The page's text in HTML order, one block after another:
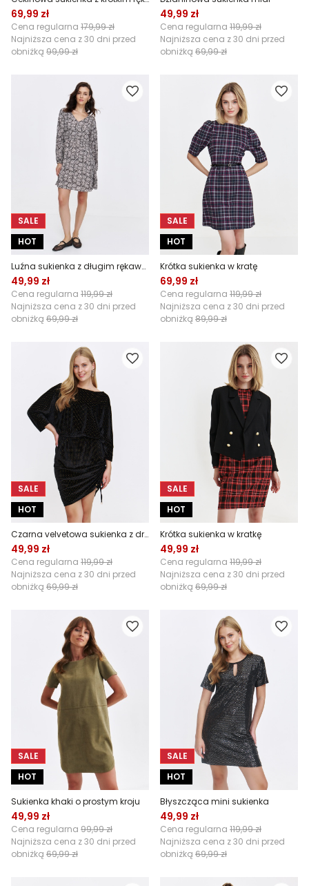
69,99 zł
Cena regularna 179,99 zł
Najniższa cena z 30 dni przed
obniżką 99,99 zł
49,99 zł
Cena regularna 119,99 zł
Najniższa cena z 30 dni przed
obniżką 69,99 zł
SALE
HOT
Luźna sukienka z długim rękawem
49,99 zł
Cena regularna 119,99 zł
Najniższa cena z 30 dni przed
obniżką 69,99 zł
SALE
HOT
Krótka sukienka w kratę
69,99 zł
Cena regularna 119,99 zł
Najniższa cena z 30 dni przed
obniżką 89,99 zł
SALE
HOT
Czarna velvetowa sukienka z drapowaniem
49,99 zł
Cena regularna 119,99 zł
Najniższa cena z 30 dni przed
obniżką 69,99 zł
SALE
HOT
Krótka sukienka w kratkę
49,99 zł
Cena regularna 119,99 zł
Najniższa cena z 30 dni przed
obniżką 69,99 zł
SALE
HOT
Sukienka khaki o prostym kroju
49,99 zł
Cena regularna 99,99 zł
Najniższa cena z 30 dni przed
obniżką 69,99 zł
SALE
HOT
Błyszcząca mini sukienka
49,99 zł
Cena regularna 119,99 zł
Najniższa cena z 30 dni przed
obniżką 69,99 zł